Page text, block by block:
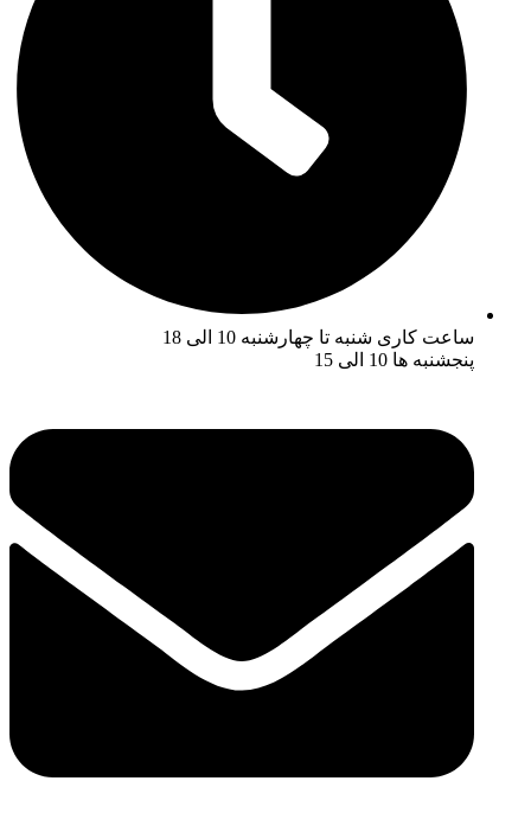
ساعت کاری شنبه تا چهارشنبه 10 الی 18
پنجشنبه ها 10 الی 15